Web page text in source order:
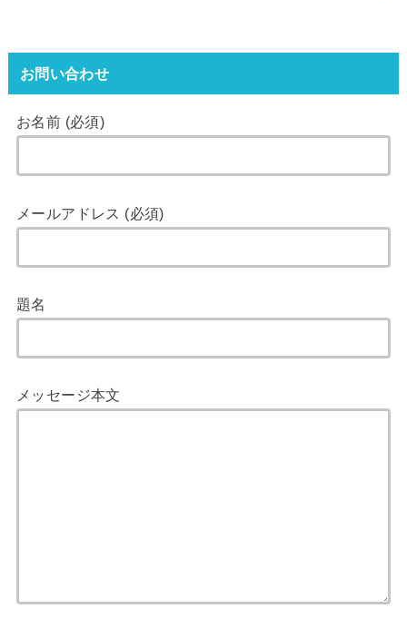
お問い合わせ
お名前 (必須)
メールアドレス (必須)
題名
メッセージ本文